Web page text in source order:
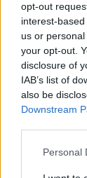
opt-out
interest-
us or
your opt-out.
disclosure of
IAB’s list of
also be
Downstream
Personal
Añadir
🪐🚀
🌌🚀
tus
al
esta
✨⭐
Letras
B C